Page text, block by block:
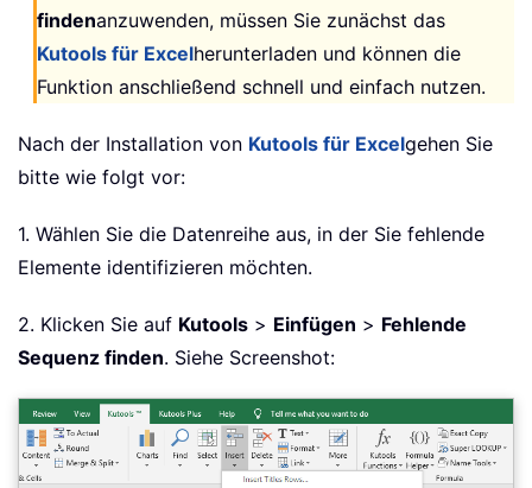
findenanzuwenden, müssen Sie zunächst das
Kutools für Excelherunterladen und können die
Funktion anschließend schnell und einfach nutzen.
Nach der Installation von Kutools für Excelgehen Sie
bitte wie folgt vor:
1. Wählen Sie die Datenreihe aus, in der Sie fehlende
Elemente identifizieren möchten.
2. Klicken Sie auf Kutools > Einfügen > Fehlende
Sequenz finden. Siehe Screenshot: